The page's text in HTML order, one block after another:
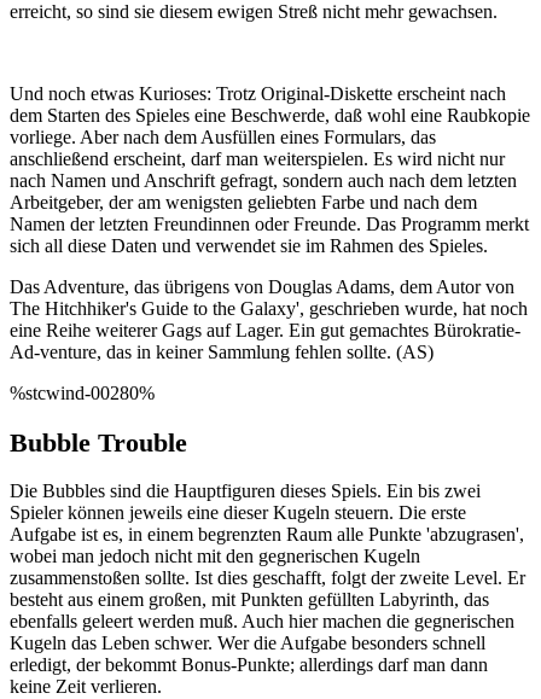
erreicht, so sind sie diesem ewigen Streß nicht mehr gewachsen.
Und noch etwas Kurioses: Trotz Original-Diskette erscheint nach
dem Starten des Spieles eine Beschwerde, daß wohl eine Raubkopie
vorliege. Aber nach dem Ausfüllen eines Formulars, das
anschließend erscheint, darf man weiterspielen. Es wird nicht nur
nach Namen und Anschrift gefragt, sondern auch nach dem letzten
Arbeitgeber, der am wenigsten geliebten Farbe und nach dem
Namen der letzten Freundinnen oder Freunde. Das Programm merkt
sich all diese Daten und verwendet sie im Rahmen des Spieles.
Das Adventure, das übrigens von Douglas Adams, dem Autor von
The Hitchhiker's Guide to the Galaxy', geschrieben wurde, hat noch
eine Reihe weiterer Gags auf Lager. Ein gut gemachtes Bürokratie-
Ad-venture, das in keiner Sammlung fehlen sollte. (AS)
%stcwind-00280%
Bubble Trouble
Die Bubbles sind die Hauptfiguren dieses Spiels. Ein bis zwei
Spieler können jeweils eine dieser Kugeln steuern. Die erste
Aufgabe ist es, in einem begrenzten Raum alle Punkte 'abzugrasen',
wobei man jedoch nicht mit den gegnerischen Kugeln
zusammenstoßen sollte. Ist dies geschafft, folgt der zweite Level. Er
besteht aus einem großen, mit Punkten gefüllten Labyrinth, das
ebenfalls geleert werden muß. Auch hier machen die gegnerischen
Kugeln das Leben schwer. Wer die Aufgabe besonders schnell
erledigt, der bekommt Bonus-Punkte; allerdings darf man dann
keine Zeit verlieren.